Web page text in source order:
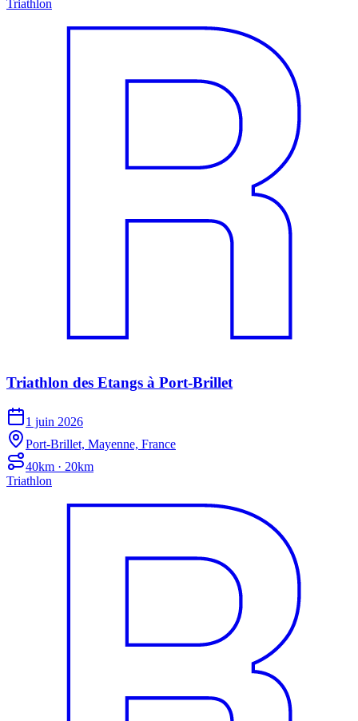
Triathlon
Triathlon des Etangs à Port-Brillet
1 juin 2026
Port-Brillet, Mayenne, France
40km · 20km
Triathlon